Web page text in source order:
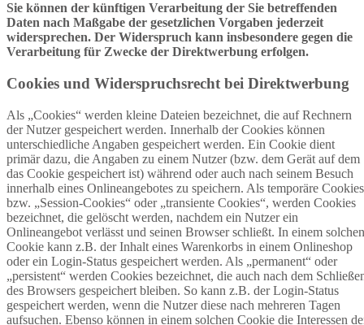
Sie können der künftigen Verarbeitung der Sie betreffenden
Daten nach Maßgabe der gesetzlichen Vorgaben jederzeit
widersprechen. Der Widerspruch kann insbesondere gegen die
Verarbeitung für Zwecke der Direktwerbung erfolgen.
Cookies und Widerspruchsrecht bei Direktwerbung
Als „Cookies“ werden kleine Dateien bezeichnet, die auf Rechnern
der Nutzer gespeichert werden. Innerhalb der Cookies können
unterschiedliche Angaben gespeichert werden. Ein Cookie dient
primär dazu, die Angaben zu einem Nutzer (bzw. dem Gerät auf dem
das Cookie gespeichert ist) während oder auch nach seinem Besuch
innerhalb eines Onlineangebotes zu speichern. Als temporäre
bzw. „Session-Cookies“ oder „transiente Cookies“, werden Cookies
bezeichnet, die gelöscht werden, nachdem ein Nutzer ein
Onlineangebot verlässt und seinen Browser schließt. In einem solchen
Cookie kann z.B. der Inhalt eines Warenkorbs in einem Onlineshop
oder ein Login-Status gespeichert werden. Als „permanent“ oder
„persistent“ werden Cookies bezeichnet, die auch nach dem
des Browsers gespeichert bleiben. So kann z.B. der Login-Status
gespeichert werden, wenn die Nutzer diese nach mehreren Tagen
aufsuchen. Ebenso können in einem solchen Cookie die Interessen